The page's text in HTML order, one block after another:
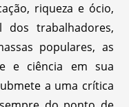
riqueza e ócio,
dos trabalhadores,
populares, as
e ciência em sua
a uma crítica